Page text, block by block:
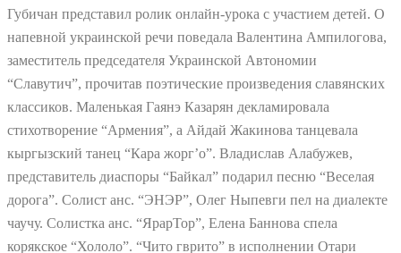
Губичан представил ролик онлайн-урока с участием детей. О
напевной украинской речи поведала Валентина Ампилогова,
заместитель председателя Украинской Автономии
“Славутич”, прочитав поэтические произведения славянских
классиков. Маленькая Гаянэ Казарян декламировала
стихотворение “Армения”, а Айдай Жакинова танцевала
кыргызский танец “Кара жорг’о”. Владислав Алабужев,
представитель диаспоры “Байкал” подарил песню “Веселая
дорога”. Солист анс. “ЭНЭР”, Олег Ныпевги пел на диалекте
чаучу. Солистка анс. “ЯрарТор”, Елена Баннова спела
корякское “Хололо”. “Чито гврито” в исполнении Отари